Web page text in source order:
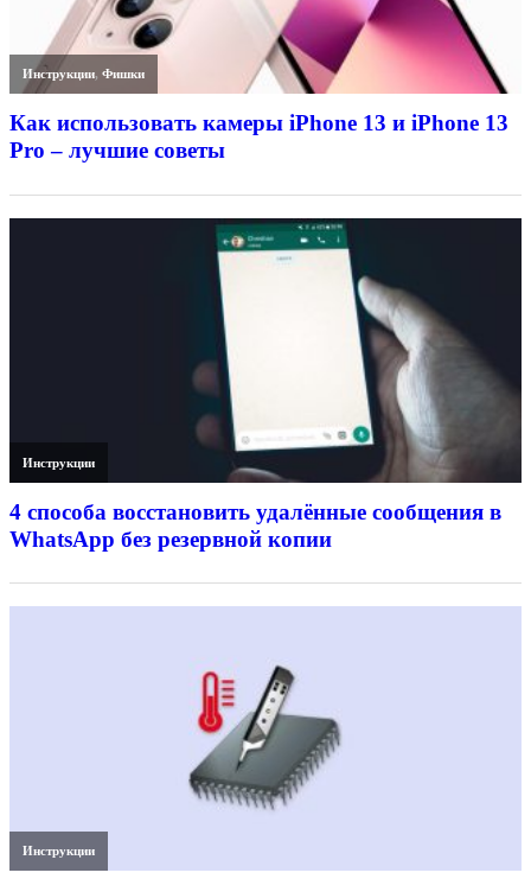
Инструкции,Фишки
Как использовать камеры iPhone 13 и iPhone 13
Pro – лучшие советы
Инструкции
4 способа восстановить удалённые сообщения в
WhatsApp без резервной копии
Инструкции